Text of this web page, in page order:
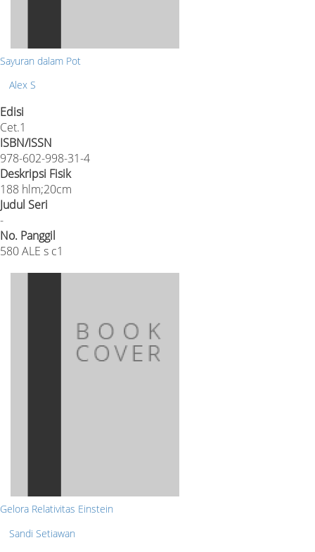
Sayuran dalam Pot
Alex S
Edisi
Cet.1
ISBN/ISSN
978-602-998-31-4
Deskripsi Fisik
188 hlm;20cm
Judul Seri
-
No. Panggil
580 ALE s c1
Gelora Relativitas Einstein
Sandi Setiawan